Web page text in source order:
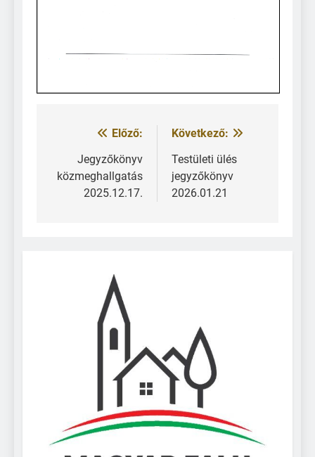
Előző:
Jegyzőkönyv
közmeghallgatás
2025.12.17.
Következő:
Testületi ülés
jegyzőkönyv
2026.01.21